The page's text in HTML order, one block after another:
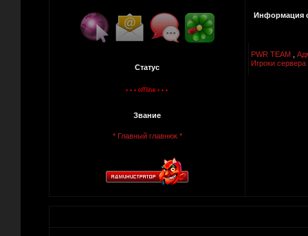
Информация
PWR TEAM
Игроки
Статус
Звание
* Главный главнюк *